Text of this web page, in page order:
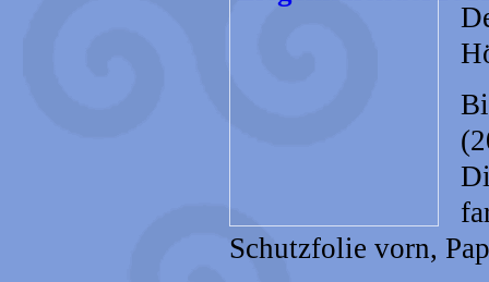
Schutzfolie vorn,